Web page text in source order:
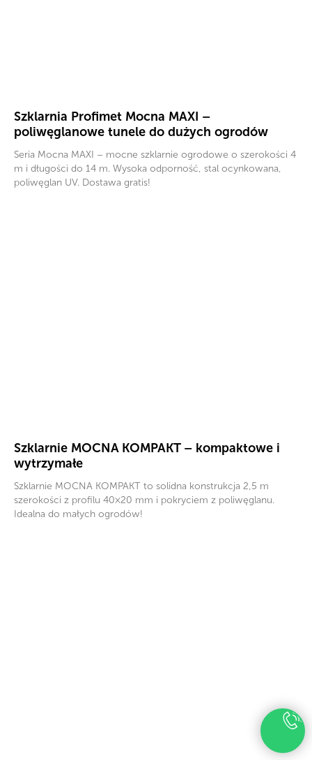
Szklarnia Profimet Mocna MAXI –
poliwęglanowe tunele do dużych ogrodów
Seria Mocna MAXI – mocne szklarnie ogrodowe o szerokości 4
m i długości do 14 m. Wysoka odporność, stal ocynkowana,
poliwęglan UV. Dostawa gratis!
Szklarnie MOCNA KOMPAKT – kompaktowe i
wytrzymałe
Szklarnie MOCNA KOMPAKT to solidna konstrukcja 2,5 m
szerokości z profilu 40×20 mm i pokryciem z poliwęglanu.
Idealna do małych ogrodów!